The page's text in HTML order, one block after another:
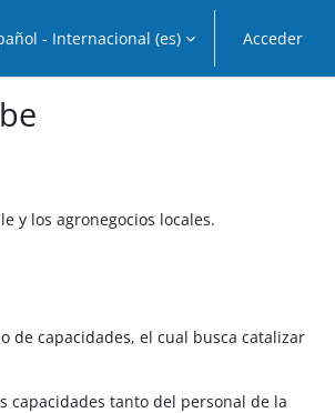
- Internacional ‎(es)‎ Acceder
y los agronegocios locales.
de capacidades, el cual busca catalizar
capacidades tanto del personal de la